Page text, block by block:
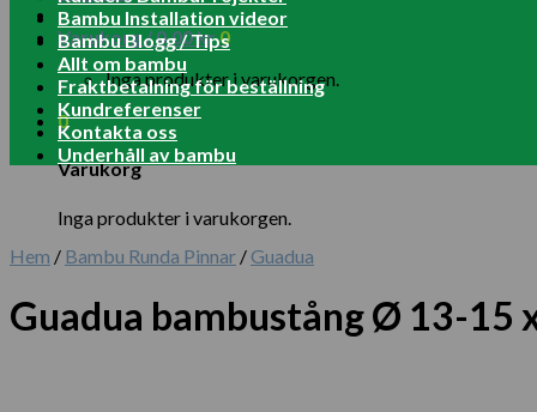
Varukorg /0.00kr 0
Inga produkter i varukorgen.
0
Varukorg
Inga produkter i varukorgen.
Bambu Installation videor
Bambu Blogg / Tips
Allt om bambu
Fraktbetalning för beställning
Kundreferenser
Kontakta oss
Underhåll av bambu
Hem / Bambu Runda Pinnar / Guadua
Guadua bambustång Ø 13-15